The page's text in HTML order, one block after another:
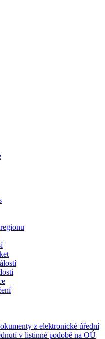
z elektronické úřední
v listinné podobě na OÚ